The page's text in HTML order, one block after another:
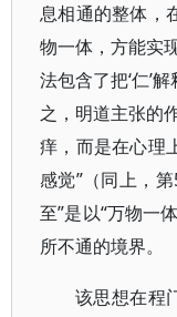
息相通的整体，
物一体，方能实
法包含了把‘仁’
之，明道主张的
痒，而是在心理
感觉”（同上，
至”是以“万物一
所不通的境界。
该思想在程